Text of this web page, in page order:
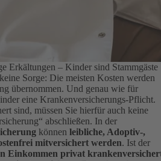
Erkältungen – Kinder sind Stammgäste
Sorge: Die meisten Kosten werden
übernommen. Und genau wie für
eine Krankenversicherungs-Pflicht.
sind, müssen Sie hierfür auch keine
abschließen. In der
können leibliche, Adoptiv-,
mitversichert werden. Ist der
Einkommen privat